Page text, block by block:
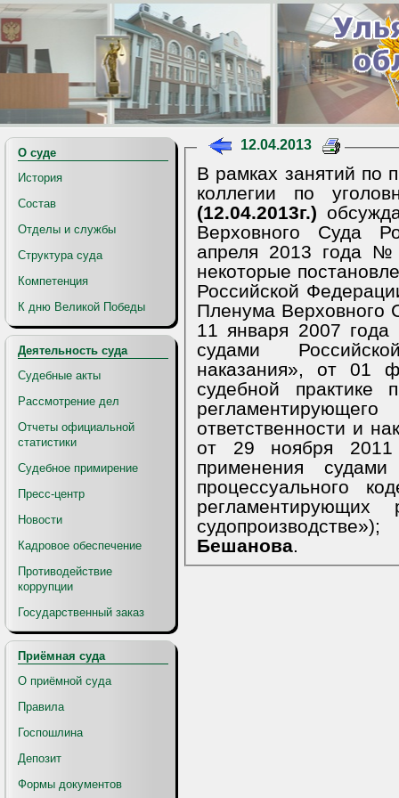
О суде
История
Состав
Отделы и службы
Структура суда
Компетенция
К дню Великой Победы
Деятельность суда
Судебные акты
Рассмотрение дел
Отчеты официальной
статистики
Судебное примирение
Пресс-центр
Новости
Кадровое обеспечение
Противодействие
коррупции
Государственный заказ
Приёмная суда
О приёмной суда
Правила
Госпошлина
Депозит
Формы документов
12.04.2013
В рамках занятий по
коллегии по
(12.04.2013г.)
Верховного Суда
апреля 2013 года
некоторые
Российской
Пленума Верховного
11 января 2007
судами
наказания», от
судебной практике
ответственности и
от 29 ноября
применения
процессуального
Бешанова.